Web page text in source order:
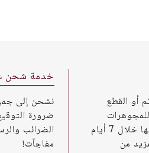
أو القطع
الأخرى، يُرجى إرجاعها خلال 7 أيام
من
خدمة شحن
نشحن إلى
ضرورة
الضرائب
مفاجآت!